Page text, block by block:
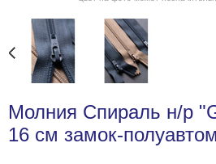
Молния Спираль н/р
16 см замок-